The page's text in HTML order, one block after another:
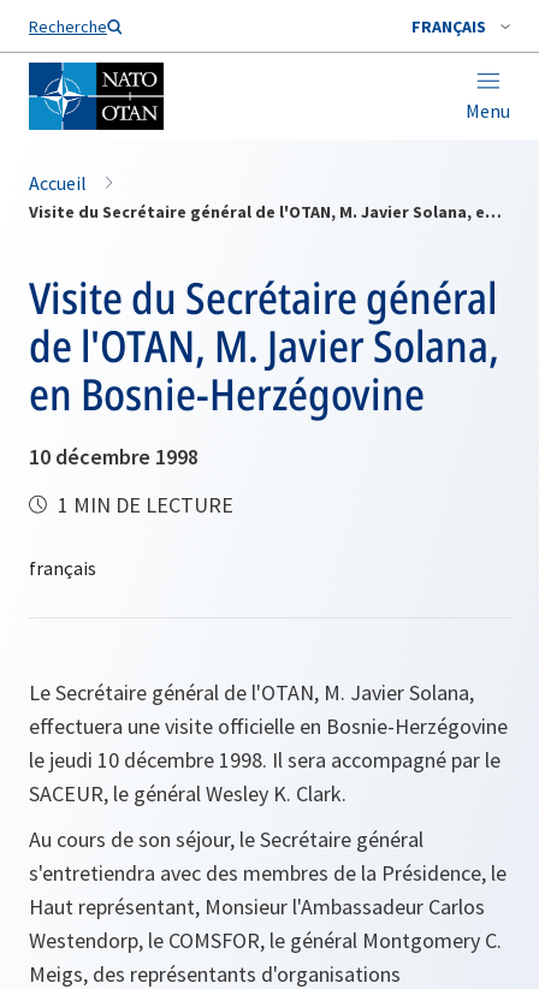
Recherche FRANÇAIS
Menu
Nom de famille*
Accueil
Visite du Secrétaire général de l'OTAN, M. Javier Solana, en Bosnie-Herzégovine
Visite du Secrétaire général
de l'OTAN, M. Javier Solana,
en Bosnie-Herzégovine
10 décembre 1998
1 MIN DE LECTURE
Le Secrétaire général de l'OTAN, M. Javier Solana,
effectuera une visite officielle en Bosnie-Herzégovine
le jeudi 10 décembre 1998. Il sera accompagné par le
SACEUR, le général Wesley K. Clark.
Au cours de son séjour, le Secrétaire général
s'entretiendra avec des membres de la Présidence, le
Haut représentant, Monsieur l'Ambassadeur Carlos
Westendorp, le COMSFOR, le général Montgomery C.
Meigs, des représentants d'organisations